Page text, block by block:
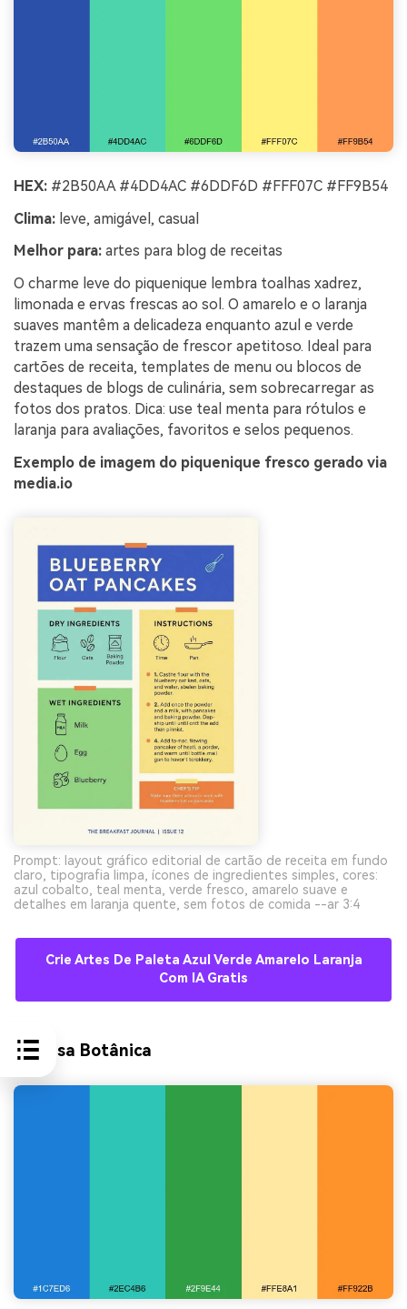
HEX: #2B50AA #4DD4AC #6DDF6D #FFF07C #FF9B54
Clima: leve, amigável, casual
Melhor para: artes para blog de receitas
O charme leve do piquenique lembra toalhas xadrez,
limonada e ervas frescas ao sol. O amarelo e o laranja
suaves mantêm a delicadeza enquanto azul e verde
trazem uma sensação de frescor apetitoso. Ideal para
cartões de receita, templates de menu ou blocos de
destaques de blogs de culinária, sem sobrecarregar as
fotos dos pratos. Dica: use teal menta para rótulos e
laranja para avaliações, favoritos e selos pequenos.
Exemplo de imagem do piquenique fresco gerado via
media.io
Prompt: layout gráfico editorial de cartão de receita em fundo
claro, tipografia limpa, ícones de ingredientes simples, cores:
azul cobalto, teal menta, verde fresco, amarelo suave e
detalhes em laranja quente, sem fotos de comida --ar 3:4
Crie Artes De Paleta Azul Verde Amarelo Laranja
Com IA Gratis
9) Brisa Botânica